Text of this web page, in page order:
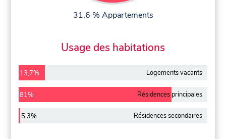
31,6 % Appartements
Usage des habitations
13,7% Logements vacants
81% Résidences principales
5,3% Résidences secondaires